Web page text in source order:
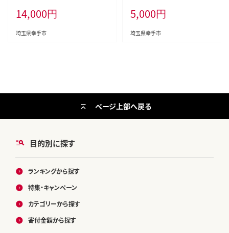
夏 お菓子 スイーツ お取り寄せ チ
ョコレートアイス チョコアイス ダ
ークチョコ ミルクチョコ クリスピ
14,000円
埼玉県幸手市
い おいしい 豆 ずんだ おつまみ 晩
酌 枝豆ご飯 おすすめ 送料無料 埼
玉県 幸手市
5,000円
埼玉県幸手市
目的別に探す
ランキングから探す
特集・キャンペーン
カテゴリーから探す
寄付金額から探す
ページ上部へ戻る